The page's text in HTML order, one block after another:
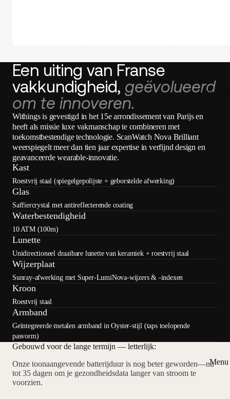
Winkel
Menu
Een uiting van Franse
vakkundigheid, geëvolueerd
om te innoveren.
Withings is gevestigd in het 15e arrondissement van Parijs en
heeft als missie luxe vakmanschap te combineren met
toekomstbestendige technologie. ScanWatch Nova Brilliant
weerspiegelt meer dan tien jaar expertise in verfijnd design en
geavanceerde wearable-innovatie.
Kast
Roestvrij staal (spiegelgepolijste + geborstelde afwerking)
Glas
Saffiercrystal met antireflecterende coating
Waterbestendigheid
10 ATM (100m)
Lunette
Unidirectioneel draaibare lunette van keramiek + roestvrij staal
Wijzerplaat
Sunray-afwerking met Super-LumiNova-wijzers & -indexen
Kroon
Roestvrij staal
Armband
Geïntegreerde metalen armband in Oyster-stijl (taps toelopende
pasvorm)
Gebouwd voor de lange termijn — letterlijk:
Onze toonaangevende batterijduur is nog beter geworden—nu
tot 35 dagen om je gezondheidsdata langer van stroom te
voorzien.